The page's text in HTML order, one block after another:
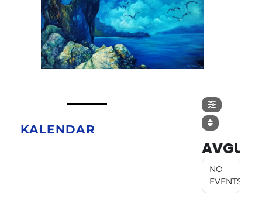
KALENDAR
AVGUST
NO
EVENTS